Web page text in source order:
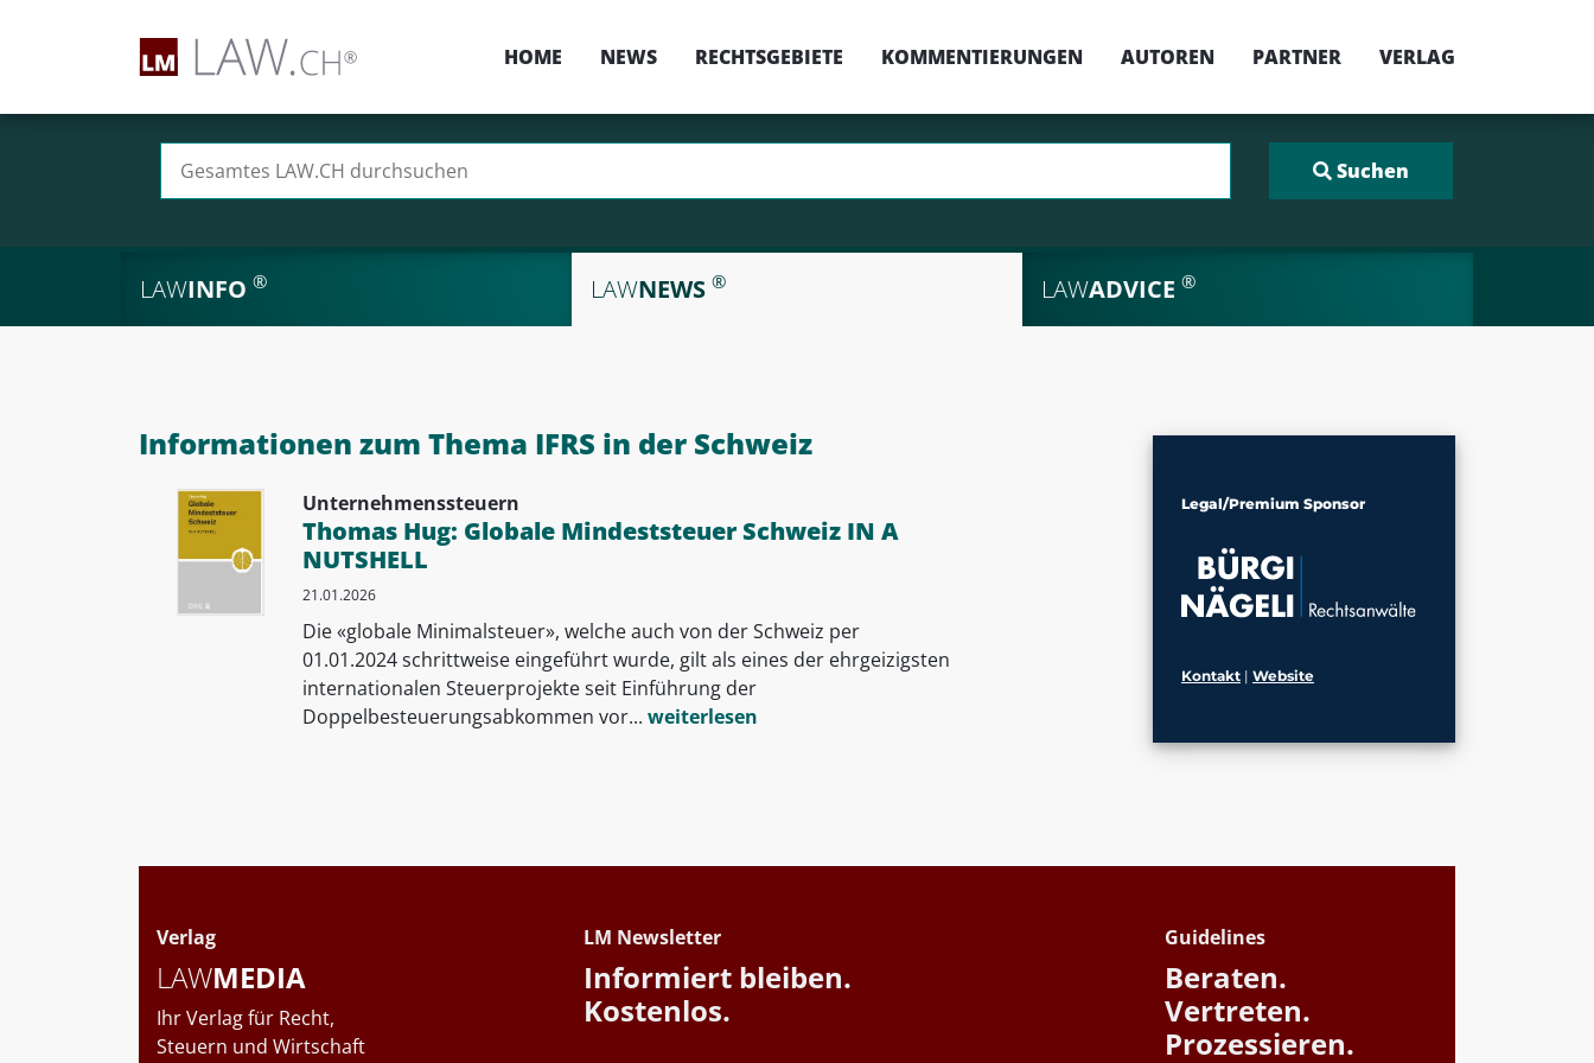
HOME NEWS RECHTSGEBIETE KOMMENTIERUNGEN AUTOREN PARTNER VERLAG
LAWINFO ® LAWNEWS ® LAWADVICE ®
Informationen zum Thema IFRS in der Schweiz
Unternehmenssteuern
Thomas Hug: Globale Mindeststeuer Schweiz IN A
NUTSHELL
21.01.2026
Die «globale Minimalsteuer», welche auch von der Schweiz per
01.01.2024 schrittweise eingeführt wurde, gilt als eines der ehrgeizigsten
internationalen Steuerprojekte seit Einführung der
Doppelbesteuerungsabkommen vor... weiterlesen
Legal/Premium Sponsor
Kontakt | Website
Verlag
LAWMEDIA
Ihr Verlag für Recht,
Steuern und Wirtschaft
LM Newsletter
Informiert bleiben.
Kostenlos.
Guidelines
Beraten.
Vertreten.
Prozessieren.